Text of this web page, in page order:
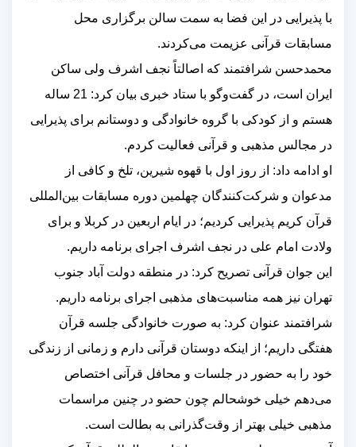
با پذیرایی در این فضا به سمت سالن برگزاری محل
مسابقات قرآنی عزیمت می‌کردند.
محمدحسن شرافتمند که اصالتاً نجف اشرف ولی ساکن
ایران است، در گفت‌وگو با ستاد خبری بیان کرد: 21 ساله
هستم و از کودکی با گروه خانوادگی و دوستانم برای پذیرایی
در مجالس مذهبی و قرآنی فعالیت کردم.
او ادامه داد: از روز اول با قهوه شیرین، تلخ و کافی از
مدعوان و شرکت‌کنندگان چهلمین دوره مسابقات بین‌المللی
قرآن کریم پذیرایی کردیم؛ در ایام اربعین در کربلا و برای
ولادت امام علی در نجف اشرف اجرای برنامه داریم.
این جوان قرآنی تصریح کرد: در منطقه دولت آباد جنوب
تهران نیز همه مناسبت‌های مذهبی اجرای برنامه داریم.
شرافتمند عنوان کرد: به صورت خانوادگی جلسه قرآن
هفتگی داریم؛ از اینکه دوستان قرآنی دارم و زمانی از زندگی
خود را به حضور در جلسات و محافل قرآنی اختصاص
می‌دهم خیلی خوشحالم چون حضو در چنین مراسمات
مذهبی خیلی بهتر از وقت‌گذرانی به بطالت است.